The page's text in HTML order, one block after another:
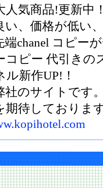
人気商品!更新中
い、価格が低い
端chanel コピー
コピー 代引きの
ル新作UP!！
社のサイトです
期待しておりま